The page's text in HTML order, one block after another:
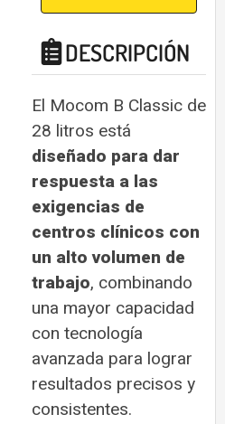
DESCRIPCIÓN
El Mocom B Classic de
28 litros está
diseñado para dar
respuesta a las
exigencias de
centros clínicos con
un alto volumen de
trabajo, combinando
una mayor capacidad
con tecnología
avanzada para lograr
resultados precisos y
consistentes.